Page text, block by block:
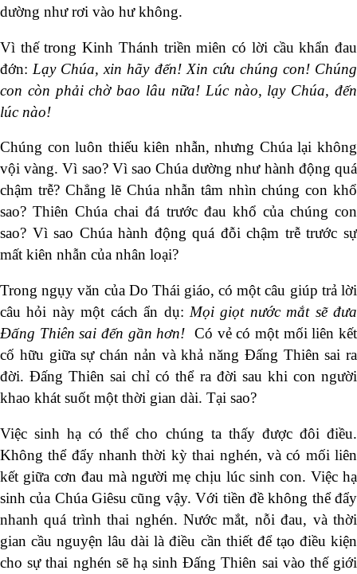
dường như rơi vào hư không.
Vì thế trong Kinh Thánh triền miên có lời cầu khẩn đau
đớn: Lạy Chúa, xin hãy đến! Xin cứu chúng con! Chúng
con còn phải chờ bao lâu nữa! Lúc nào, lạy Chúa, đến
lúc nào!
Chúng con luôn thiếu kiên nhẫn, nhưng Chúa lại không
vội vàng. Vì sao? Vì sao Chúa dường như hành động quá
chậm trễ? Chẳng lẽ Chúa nhẫn tâm nhìn chúng con khổ
sao? Thiên Chúa chai đá trước đau khổ của chúng con
sao? Vì sao Chúa hành động quá đỗi chậm trễ trước sự
mất kiên nhẫn của nhân loại?
Trong ngụy văn của Do Thái giáo, có một câu giúp trả lời
câu hỏi này một cách ẩn dụ: Mọi giọt nước mắt sẽ đưa
Đấng Thiên sai đến gần hơn! Có vẻ có một mối liên kết
cố hữu giữa sự chán nản và khả năng Đấng Thiên sai ra
đời. Đấng Thiên sai chỉ có thể ra đời sau khi con người
khao khát suốt một thời gian dài. Tại sao?
Việc sinh hạ có thể cho chúng ta thấy được đôi điều.
Không thể đẩy nhanh thời kỳ thai nghén, và có mối liên
kết giữa cơn đau mà người mẹ chịu lúc sinh con. Việc hạ
sinh của Chúa Giêsu cũng vậy. Với tiền đề không thể đẩy
nhanh quá trình thai nghén. Nước mắt, nỗi đau, và thời
gian cầu nguyện lâu dài là điều cần thiết để tạo điều kiện
cho sự thai nghén sẽ hạ sinh Đấng Thiên sai vào thế giới